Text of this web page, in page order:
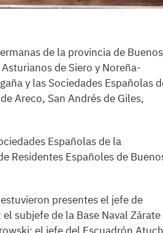
de la provincia de Buenos
de Siero y Noreña-
y las Sociedades Españolas
Areco, San Andrés de Giles,
Españolas de la
Residentes Españoles de
presentes el jefe de
subjefe de la Base Naval Zárate